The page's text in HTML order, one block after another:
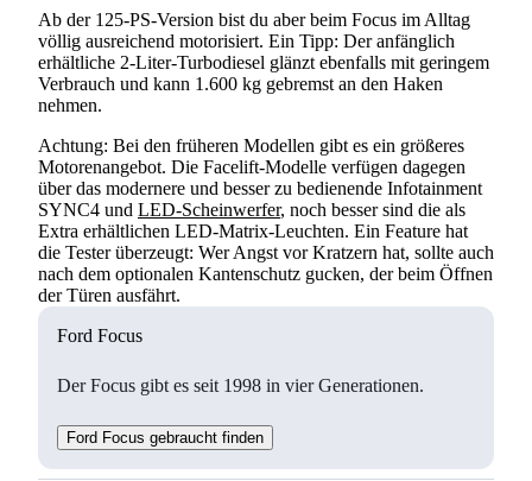
Ab der 125-PS-Version bist du aber beim Focus im Alltag
völlig ausreichend motorisiert. Ein Tipp: Der anfänglich
erhältliche 2-Liter-Turbodiesel glänzt ebenfalls mit geringem
Verbrauch und kann 1.600 kg gebremst an den Haken
nehmen.
Achtung: Bei den früheren Modellen gibt es ein größeres
Motorenangebot. Die Facelift-Modelle verfügen dagegen
über das modernere und besser zu bedienende Infotainment
SYNC4 und LED-Scheinwerfer, noch besser sind die als
Extra erhältlichen LED-Matrix-Leuchten. Ein Feature hat
die Tester überzeugt: Wer Angst vor Kratzern hat, sollte auch
nach dem optionalen Kantenschutz gucken, der beim Öffnen
der Türen ausfährt.
Ford Focus
Der Focus gibt es seit 1998 in vier Generationen.
Ford Focus gebraucht finden